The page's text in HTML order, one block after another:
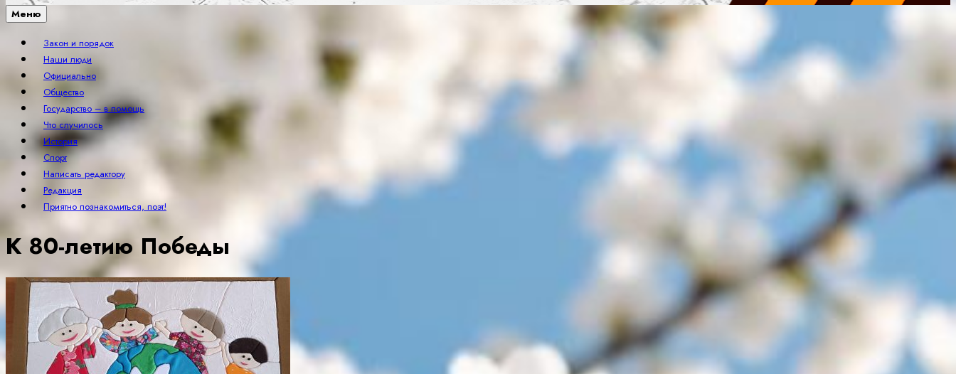
Меню
Закон и порядок
Наши люди
Официально
Общество
Государство – в помощь
Что случилось
История
Спорт
Написать редактору
Редакция
Приятно познакомиться, поэт!
К 80-летию Победы